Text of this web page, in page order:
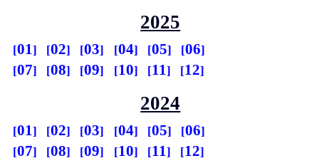
2025
01 02 03 04 05
06
07
08 09 10 11 12
2024
01 02 03 04 05
06
07
08 09 10 11 12